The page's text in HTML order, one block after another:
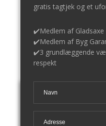
gratis tagtjek og et
✔️Medlem af
​✔️Medlem af Byg
​​✔️3 grundlæggende
respekt